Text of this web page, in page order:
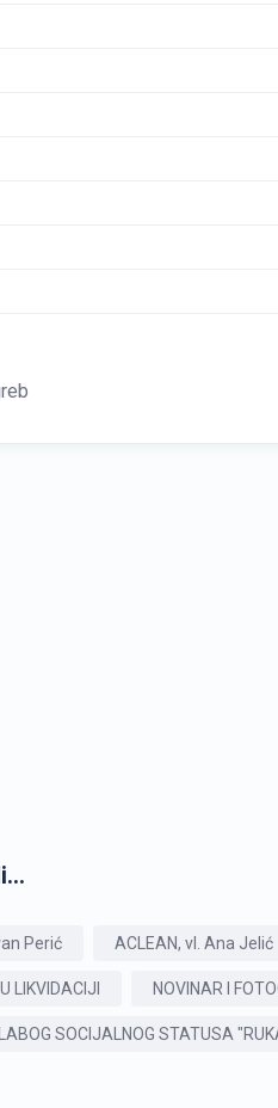
Perić ACLEAN, vl. Ana Jelić
LIKVIDACIJI NOVINAR I
SOCIJALNOG STATUSA